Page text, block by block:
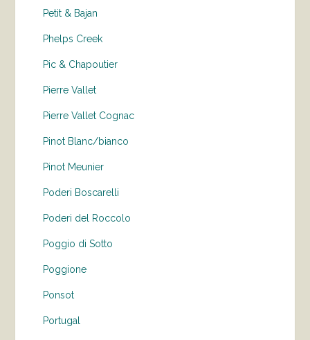
Petit & Bajan
Phelps Creek
Pic & Chapoutier
Pierre Vallet
Pierre Vallet Cognac
Pinot Blanc/bianco
Pinot Meunier
Poderi Boscarelli
Poderi del Roccolo
Poggio di Sotto
Poggione
Ponsot
Portugal